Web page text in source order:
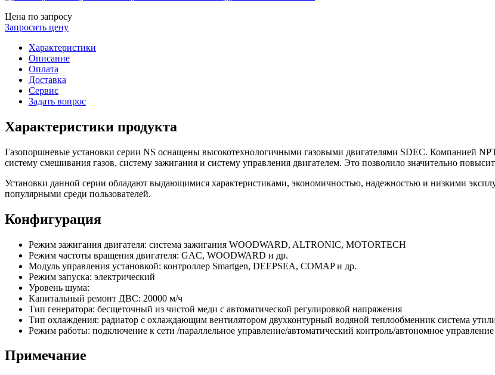
Цена по запросу
Запросить цену
Характеристики
Описание
Оплата
Доставка
Сервис
Задать вопрос
Характеристики продукта
Газопоршневые установки серии NS оснащены высокотехнологичными газовыми двигателями SDEC. Компанией
систему смешивания газов, систему зажигания и систему управления двигателем. Это позволило значительно
Установки данной серии обладают выдающимися характеристиками, экономичностью, надежностью и низкими
популярными среди пользователей.
Конфигурация
Режим зажигания двигателя: система зажигания WOODWARD, ALTRONIC, MOTORTECH
Режим частоты вращения двигателя: GAC, WOODWARD и др.
Модуль управления установкой: контроллер Smartgen, DEEPSEA, COMAP и др.
Режим запуска: электрический
Уровень шума:
Капитальный ремонт ДВС: 20000 м/ч
Тип генератора: бесщеточный из чистой меди с автоматической регулировкой напряжения
Тип охлаждения: радиатор с охлаждающим вентилятором двухконтурный водяной теплообменник система
Режим работы: подключение к сети /параллельное управление/автоматический контроль/автономное управление
Примечание